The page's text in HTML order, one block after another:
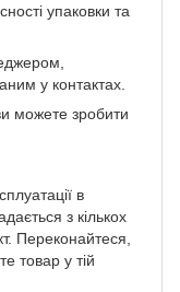
упаковки та
у контактах.
можете зробити
в
з кількох
Переконайтеся,
товар у тій